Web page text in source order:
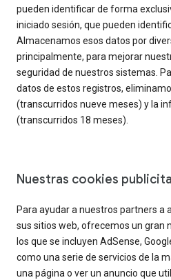
pueden identificar de forma
iniciado sesión, que pueden
Almacenamos esos datos por
principalmente, para mejorar
seguridad de nuestros sistemas.
datos de estos registros,
(transcurridos nueve meses) y la
(transcurridos 18 meses).
Nuestras cookies
Para ayudar a nuestros partners a
sus sitios web, ofrecemos un gran
los que se incluyen AdSense,
como una serie de servicios de la
una página o ver un anuncio que